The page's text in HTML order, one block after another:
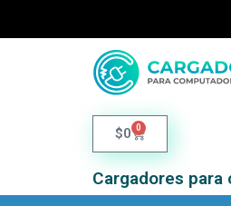
$0 0
Cargadores